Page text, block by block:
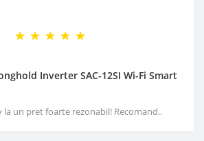
Inverter SAC-12SI Wi-Fi Smart
la un pret foarte rezonabil! Recomand..